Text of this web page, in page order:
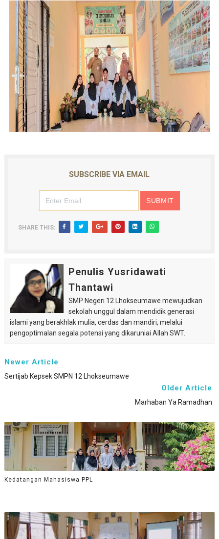
SUBSCRIBE VIA EMAIL
SHARE THIS:
Penulis Yusridawati
Thantawi
SMP Negeri 12 Lhokseumawe mewujudkan
sekolah unggul dalam mendidik generasi
islami yang berakhlak mulia, cerdas dan mandiri, melalui
pengoptimalan segala potensi yang dikaruniai Allah SWT.
Newer Article
Sertijab Kepsek SMPN 12 Lhokseumawe
Older Article
Marhaban Ya Ramadhan
Kedatangan Mahasiswa PPL